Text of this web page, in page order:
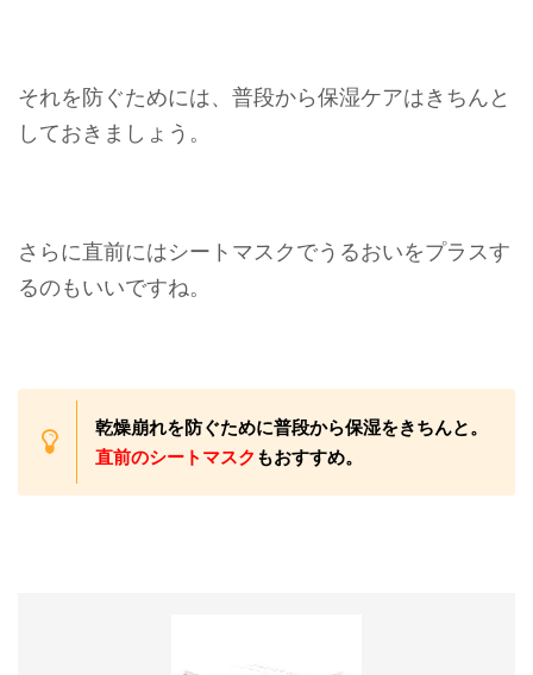
それを防ぐためには、普段から保湿ケアはきちんと
しておきましょう。
さらに直前にはシートマスクでうるおいをプラスす
るのもいいですね。
乾燥崩れを防ぐために普段から保湿をきちんと。
直前のシートマスク もおすすめ。